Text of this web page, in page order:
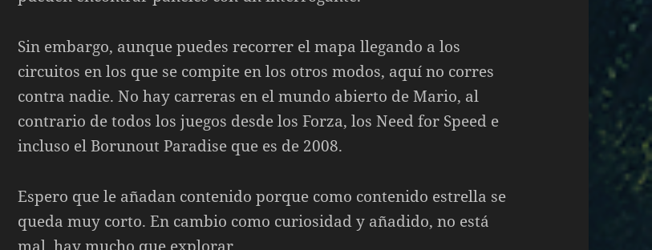
Sin embargo, aunque puedes recorrer el mapa llegando a los
circuitos en los que se compite en los otros modos, aquí no corres
contra nadie. No hay carreras en el mundo abierto de Mario, al
contrario de todos los juegos desde los Forza, los Need for Speed e
incluso el Borunout Paradise que es de 2008.
Espero que le añadan contenido porque como contenido estrella se
queda muy corto. En cambio como curiosidad y añadido, no está